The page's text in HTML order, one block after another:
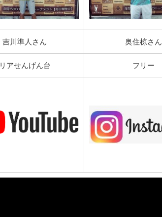
吉川準人さん 奥住椋さん
リアせんげん台 フリー